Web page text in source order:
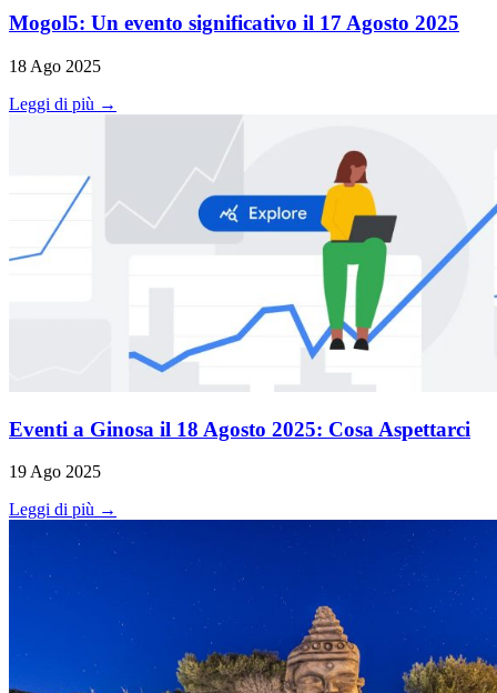
Mogol5: Un evento significativo il 17 Agosto 2025
18 Ago 2025
Leggi di più →
Eventi a Ginosa il 18 Agosto 2025: Cosa Aspettarci
19 Ago 2025
Leggi di più →